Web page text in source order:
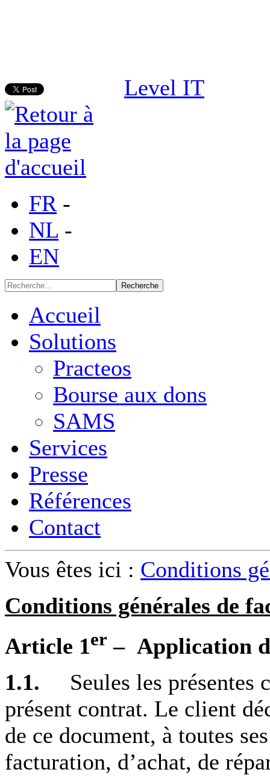
Level IT
FR -
NL -
EN
Accueil
Solutions
Practeos
Bourse aux dons
SAMS
Services
Presse
Références
Contact
Vous êtes ici : Conditions
Conditions générales de
Article 1er – Application
1.1.
Seules les présentes
présent contrat. Le client
de ce document, à toutes
facturation, d’achat, de